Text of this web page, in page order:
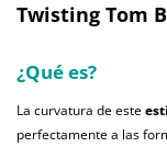
Twisting Tom
¿Qué es?
La curvatura de este
perfectamente a las